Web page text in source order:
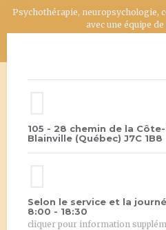
Psychothérapie, neuropsychologie,
avec une équipe
105 - 28 chemin de la
Blainville (Québec) J7C 1B8
Selon le service et la
8:00 - 18:30
cliquer pour information